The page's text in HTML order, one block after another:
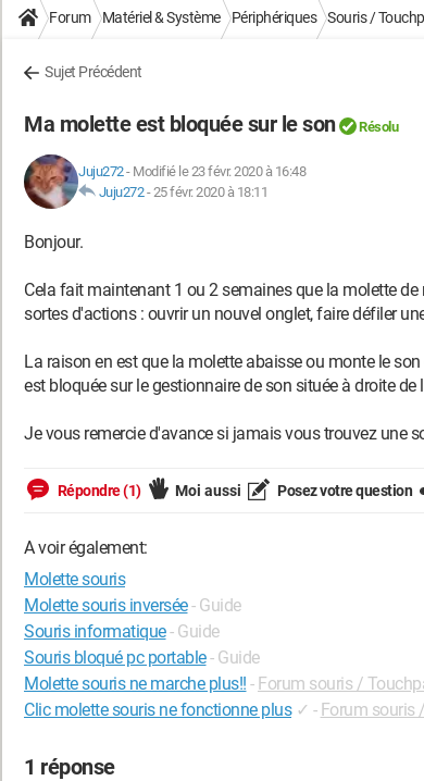
Forum Matériel & Système Périphériques Souris /
Sujet Précédent
Ma molette est bloquée sur le son Résolu
Juju272- Modifié le 23 févr. 2020 à 16:48
Juju272-25 févr. 2020 à 18:11
Bonjour.
Cela fait maintenant 1 ou 2 semaines que la molette
sortes d'actions : ouvrir un nouvel onglet, faire défiler
La raison en est que la molette abaisse ou monte le
est bloquée sur le gestionnaire de son située à droite de
Je vous remercie d'avance si jamais vous trouvez une
Répondre (1) Moi aussi Posez votre question
A voir également:
Molette souris
Molette souris inversée- Guide
Souris informatique- Guide
Souris bloqué pc portable- Guide
Molette souris ne marche plus!! - Forum souris /
Clic molette souris ne fonctionne plus ✓ - Forum souris
1 réponse